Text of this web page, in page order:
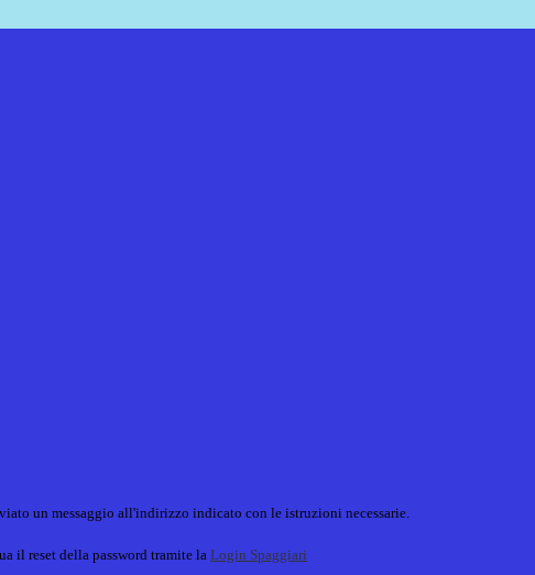
un messaggio all'indirizzo indicato con le istruzioni necessarie.
il reset della password tramite la Login Spaggiari